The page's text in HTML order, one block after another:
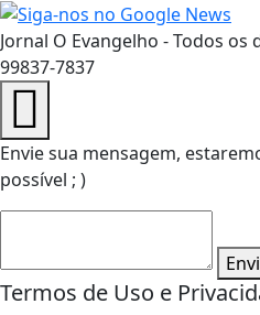
Jornal O Evangelho - Todos
99837-7837
Envie sua mensagem,
possível ; )
Termos de Uso e